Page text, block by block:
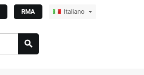
RMA Italiano
